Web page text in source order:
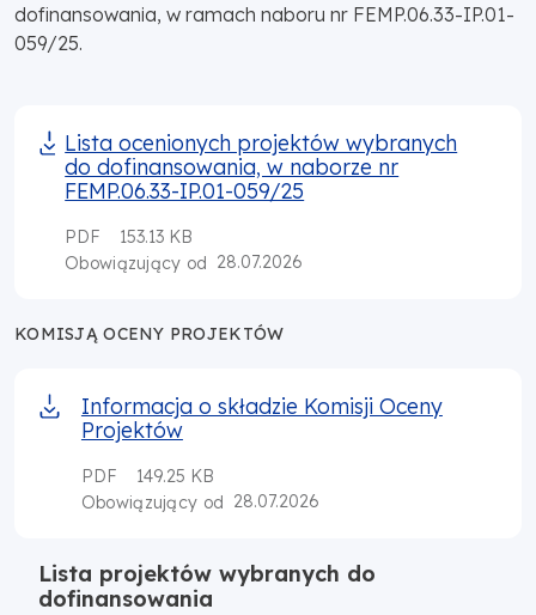
dofinansowania, w ramach naboru nr FEMP.06.33-IP.01-
059/25.
Lista ocenionych projektów wybranych
do dofinansowania, w naborze nr
FEMP.06.33-IP.01-059/25
PDF
153.13 KB
Obowiązujący od 28.07.2026
KOMISJĄ OCENY PROJEKTÓW
Informacja o składzie Komisji Oceny
Projektów
PDF
149.25 KB
Obowiązujący od 28.07.2026
Lista projektów wybranych do
dofinansowania